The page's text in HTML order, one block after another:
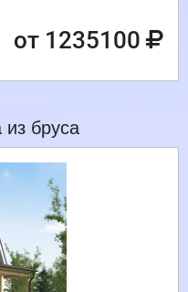
от 1235100
бруса